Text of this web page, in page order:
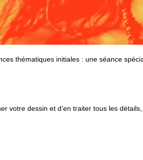
thématiques initiales : une séance
votre dessin et d’en traiter tous les